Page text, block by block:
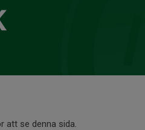
att se denna sida.